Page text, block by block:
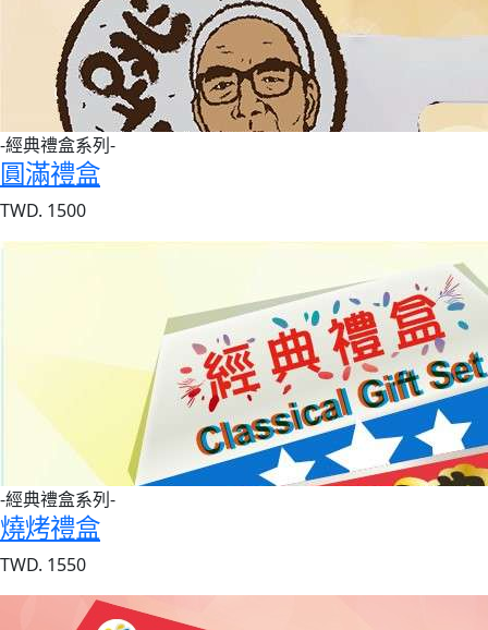
-經典禮盒系列-
圓滿禮盒
TWD. 1500
-經典禮盒系列-
燒烤禮盒
TWD. 1550